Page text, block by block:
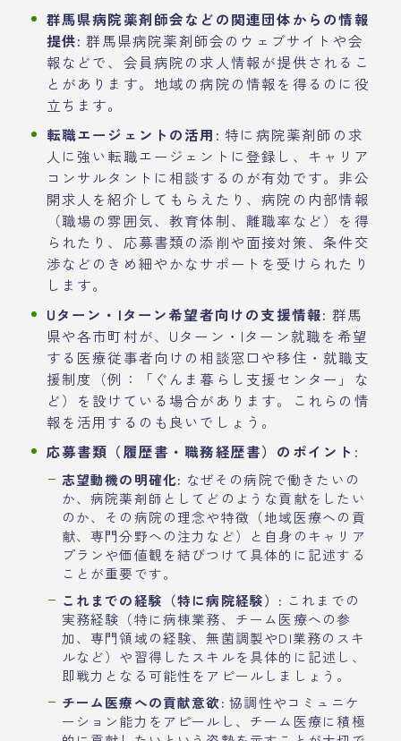
群馬県病院薬剤師会などの関連団体からの情報
提供: 群馬県病院薬剤師会のウェブサイトや会
報などで、会員病院の求人情報が提供されるこ
とがあります。地域の病院の情報を得るのに役
立ちます。
転職エージェントの活用: 特に病院薬剤師の求
人に強い転職エージェントに登録し、キャリア
コンサルタントに相談するのが有効です。非公
開求人を紹介してもらえたり、病院の内部情報
（職場の雰囲気、教育体制、離職率など）を得
られたり、応募書類の添削や面接対策、条件交
渉などのきめ細やかなサポートを受けられたり
します。
Uターン・Iターン希望者向けの支援情報: 群馬
県や各市町村が、Uターン・Iターン就職を希望
する医療従事者向けの相談窓口や移住・就職支
援制度（例：「ぐんま暮らし支援センター」な
ど）を設けている場合があります。これらの情
報を活用するのも良いでしょう。
応募書類（履歴書・職務経歴書）のポイント:
志望動機の明確化: なぜその病院で働きたいの
か、病院薬剤師としてどのような貢献をしたい
のか、その病院の理念や特徴（地域医療への貢
献、専門分野への注力など）と自身のキャリア
プランや価値観を結びつけて具体的に記述する
ことが重要です。
これまでの経験（特に病院経験）: これまでの
実務経験（特に病棟業務、チーム医療への参
加、専門領域の経験、無菌調製やDI業務のスキ
ルなど）や習得したスキルを具体的に記述し、
即戦力となる可能性をアピールしましょう。
チーム医療への貢献意欲: 協調性やコミュニケ
ーション能力をアピールし、チーム医療に積極